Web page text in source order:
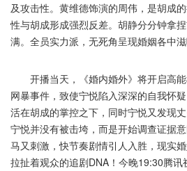
及攻击性。黄维德饰演的周伟，是胡成
性与胡成形成强烈反差。胡静分分钟拿
满。全员实力派，无死角呈现婚姻各中滋
开播当天，《婚内婚外》将开启高能
网暴事件，致使宁悦陷入深深的自我怀
活在胡成的掌控之下，同时宁悦又发现
宁悦并没有被击垮，而是开始调查证据
马又刺激，快节奏剧情引人入胜，现实
拉扯着观众的追剧DNA！今晚19:30腾